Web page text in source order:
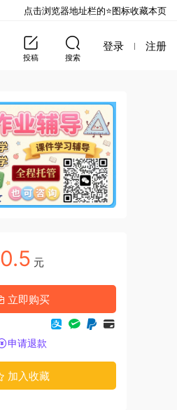
投稿 搜索
登录 注册
0.5 元
立即购买
申请退款
加入收藏
点击浏览器地址栏的⭐图标收藏本页